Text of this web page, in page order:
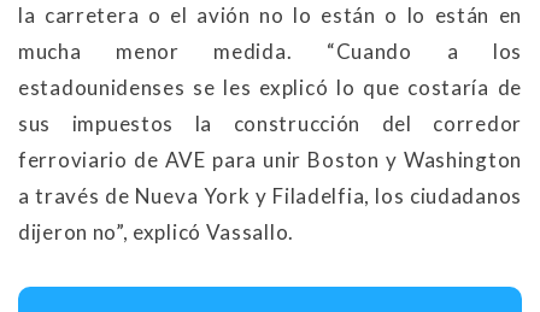
la carretera o el avión no lo están o lo están en
mucha menor medida. “Cuando a los
estadounidenses se les explicó lo que costaría de
sus impuestos la construcción del corredor
ferroviario de AVE para unir Boston y Washington
a través de Nueva York y Filadelfia, los ciudadanos
dijeron no”, explicó Vassallo.